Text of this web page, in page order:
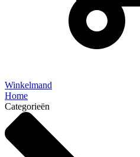
Winkelmand
Home
Categorieën